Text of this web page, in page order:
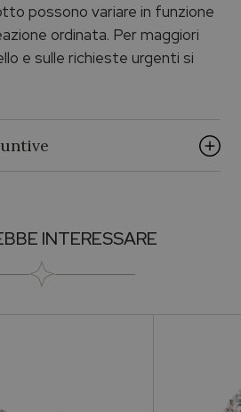
possono variare in funzione
ordinata. Per maggiori
e sulle richieste urgenti si
GIGANTEINTERESSARE